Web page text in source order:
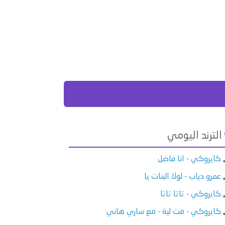
الترند اليومي
كايروكي - انا فاضل
عمرو دياب - لولا البنات يا
كايروكي - تاتا تاتا
كايروكي - مت لية - مع ساري هاني